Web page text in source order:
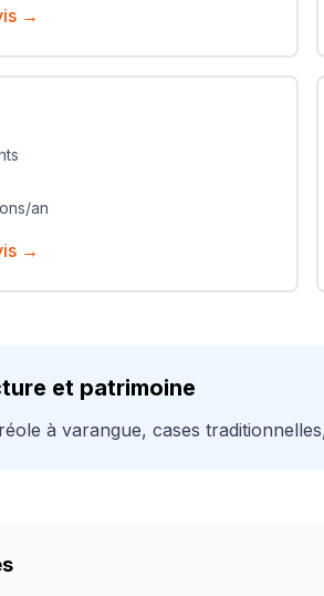
→
an
→
et patrimoine
à varangue, cases